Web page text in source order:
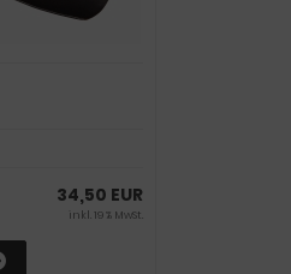
34,50 EUR
inkl. 19 % MwSt.